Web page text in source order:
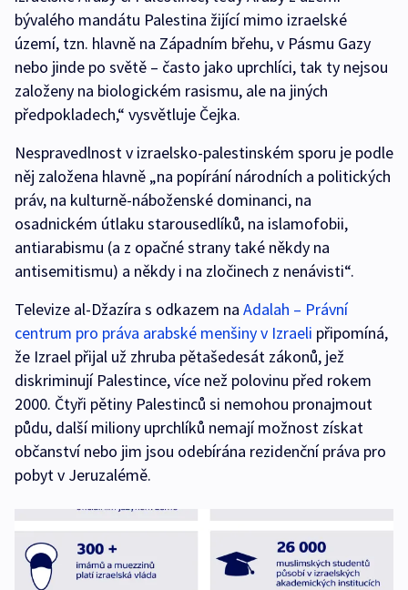
bývalého mandátu Palestina žijící mimo izraelské
území, tzn. hlavně na Západním břehu, v Pásmu Gazy
nebo jinde po světě – často jako uprchlíci, tak ty nejsou
založeny na biologickém rasismu, ale na jiných
předpokladech,“ vysvětluje Čejka.
Nespravedlnost v izraelsko-palestinském sporu je podle
něj založena hlavně „na popírání národních a politických
práv, na kulturně-náboženské dominanci, na
osadnickém útlaku starousedlíků, na islamofobii,
antiarabismu (a z opačné strany také někdy na
antisemitismu) a někdy i na zločinech z nenávisti“.
Televize al-Džazíra s odkazem na Adalah – Právní
centrum pro práva arabské menšiny v Izraeli připomíná,
že Izrael přijal už zhruba pětašedesát zákonů, jež
diskriminují Palestince, více než polovinu před rokem
2000. Čtyři pětiny Palestinců si nemohou pronajmout
půdu, další miliony uprchlíků nemají možnost získat
občanství nebo jim jsou odebírána rezidenční práva pro
pobyt v Jeruzalémě.